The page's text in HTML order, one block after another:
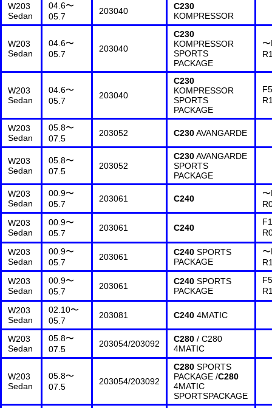
W203
Sedan
04.6〜
05.7
203040
C230
KOMPRESSOR
W203
Sedan
04.6〜
05.7
203040
C230
KOMPRESSOR
SPORTS
PACKAGE
W203
Sedan
04.6〜
05.7
203040
C230
KOMPRESSOR
SPORTS
PACKAGE
W203
Sedan
05.8〜
07.5
203052 C230AVANGARDE
W203
Sedan
05.8〜
07.5
203052
C230AVANGARDE
SPORTS
PACKAGE
W203
Sedan
00.9〜
05.7
203061 C240
W203
Sedan
00.9〜
05.7
203061 C240
W203
Sedan
00.9〜
05.7
203061 C240 SPORTS
PACKAGE
W203
Sedan
00.9〜
05.7
203061 C240 SPORTS
PACKAGE
W203
Sedan
02.10〜
05.7
203081 C240 4MATIC
W203
Sedan
05.8〜
07.5
203054/203092 C280 / C280
4MATIC
W203
Sedan
05.8〜
07.5
203054/203092
C280 SPORTS
PACKAGE /C280
4MATIC
SPORTSPACKAGE